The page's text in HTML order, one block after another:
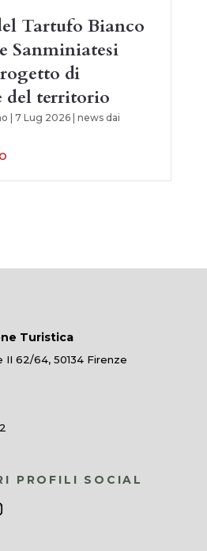
Tartufo Bianco
Sanminiatesi
di
del territorio
| 7 Lug 2026| news dai
Turistica
II 62/64, 50134 Firenze
PROFILI SOCIAL